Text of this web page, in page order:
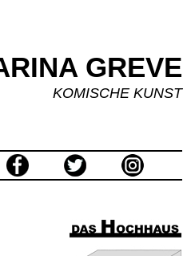
GREVE
KOMISCHE KUNST